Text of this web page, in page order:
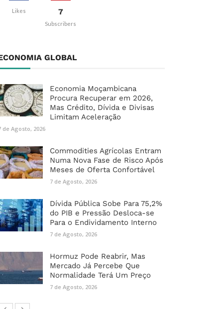
Likes 7
Subscribers
GLOBAL
Economia Moçambicana
Procura Recuperar em 2026,
Mas Crédito, Dívida e Divisas
Limitam Aceleração
de Agosto, 2026
Commodities Agrícolas Entram
Numa Nova Fase de Risco Após
Meses de Oferta Confortável
7 de Agosto, 2026
Dívida Pública Sobe Para 75,2%
do PIB e Pressão Desloca-se
Para o Endividamento Interno
7 de Agosto, 2026
Hormuz Pode Reabrir, Mas
Mercado Já Percebe Que
Normalidade Terá Um Preço
7 de Agosto, 2026